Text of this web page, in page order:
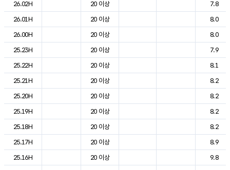
26.02H
20 이상
7.8
26.01H
20 이상
8.0
26.00H
20 이상
8.0
25.23H
20 이상
7.9
25.22H
20 이상
8.1
25.21H
20 이상
8.2
25.20H
20 이상
8.2
25.19H
20 이상
8.2
25.18H
20 이상
8.2
25.17H
20 이상
8.9
25.16H
20 이상
9.8